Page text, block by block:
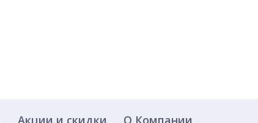
Акции и скидки О Компании